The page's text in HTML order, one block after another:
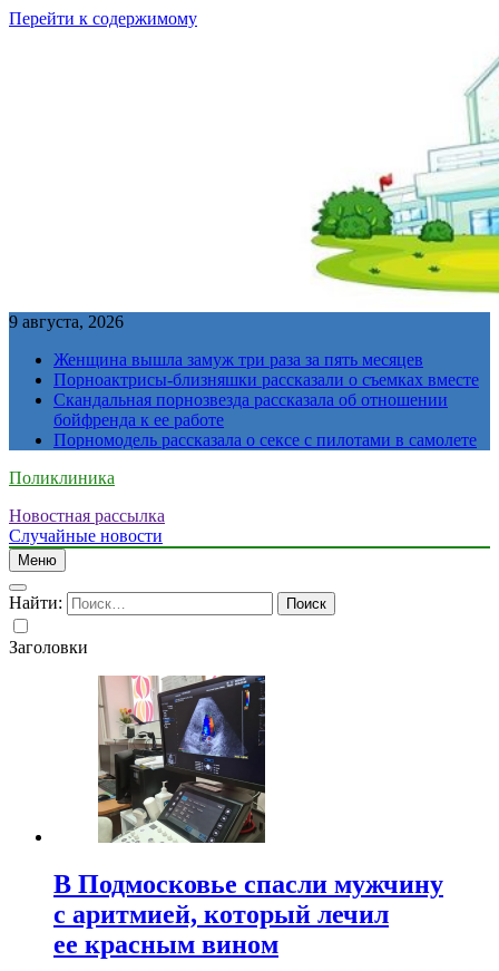
Перейти к содержимому
9 августа, 2026
Женщина вышла замуж три раза за пять месяцев
Порноактрисы-близняшки рассказали о съемках вместе
Скандальная порнозвезда рассказала об отношении
бойфренда к ее работе
Порномодель рассказала о сексе с пилотами в самолете
Поликлиника
Новостная рассылка
Случайные новости
Меню
Найти:
Заголовки
В Подмосковье спасли мужчину
с аритмией, который лечил
ее красным вином